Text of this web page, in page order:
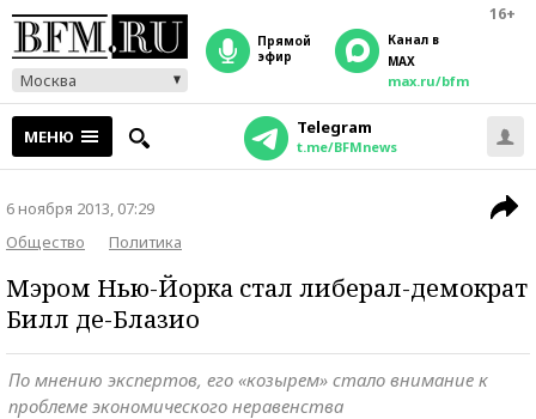
16+
Москва
прямой
эфир
Канал в
MAX
max.ru/bfm
МЕНЮ Telegram
t.me/BFMnews
6 ноября 2013, 07:29
Общество
Политика
Мэром Нью-Йорка стал либерал-демократ
Билл де-Блазио
По мнению экспертов, его «козырем» стало внимание к
проблеме экономического неравенства